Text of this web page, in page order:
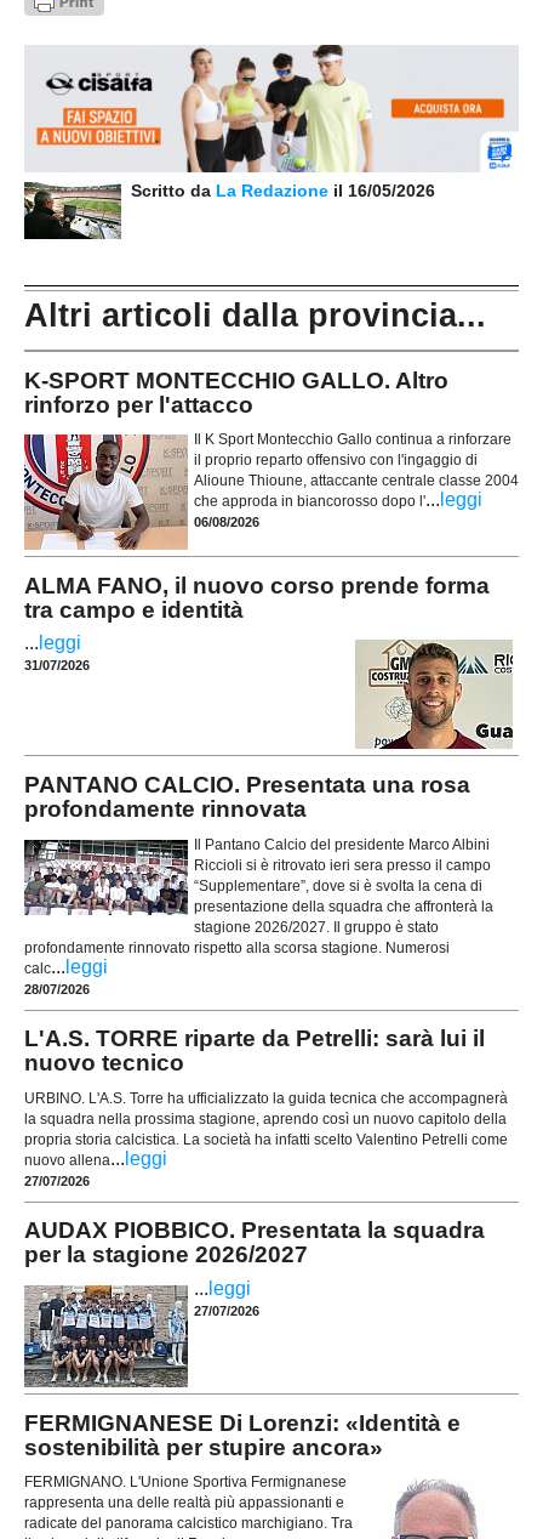
Scritto da La Redazione il 16/05/2026
Altri articoli dalla provincia...
K-SPORT MONTECCHIO GALLO. Altro
rinforzo per l'attacco
Il K Sport Montecchio Gallo continua a rinforzare
il proprio reparto offensivo con l'ingaggio di
Alioune Thioune, attaccante centrale classe 2004
che approda in biancorosso dopo l'... leggi
06/08/2026
ALMA FANO, il nuovo corso prende forma
tra campo e identità
... leggi
31/07/2026
PANTANO CALCIO. Presentata una rosa
profondamente rinnovata
Il Pantano Calcio del presidente Marco Albini
Riccioli si è ritrovato ieri sera presso il campo
“Supplementare”, dove si è svolta la cena di
presentazione della squadra che affronterà la
stagione 2026/2027. Il gruppo è stato
profondamente rinnovato rispetto alla scorsa stagione. Numerosi
calc... leggi
28/07/2026
L'A.S. TORRE riparte da Petrelli: sarà lui il
nuovo tecnico
URBINO. L'A.S. Torre ha ufficializzato la guida tecnica che accompagnerà
la squadra nella prossima stagione, aprendo così un nuovo capitolo della
propria storia calcistica. La società ha infatti scelto Valentino Petrelli come
nuovo allena... leggi
27/07/2026
AUDAX PIOBBICO. Presentata la squadra
per la stagione 2026/2027
... leggi
27/07/2026
FERMIGNANESE Di Lorenzi: «Identità e
sostenibilità per stupire ancora»
FERMIGNANO. L'Unione Sportiva Fermignanese
rappresenta una delle realtà più appassionanti e
radicate del panorama calcistico marchigiano. Tra